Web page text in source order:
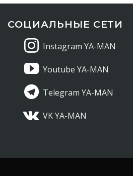
СОЦИАЛЬНЫЕ СЕТИ
Instagram YA-MAN
Youtube YA-MAN
Telegram YA-MAN
VK YA-MAN